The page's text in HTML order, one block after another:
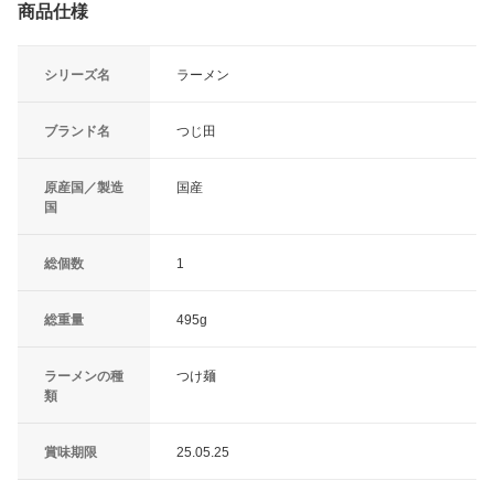
商品仕様
シリーズ名 ラーメン
ブランド名 つじ田
原産国／製造
国
国産
総個数 1
総重量 495g
ラーメンの種
類
つけ麺
賞味期限 25.05.25